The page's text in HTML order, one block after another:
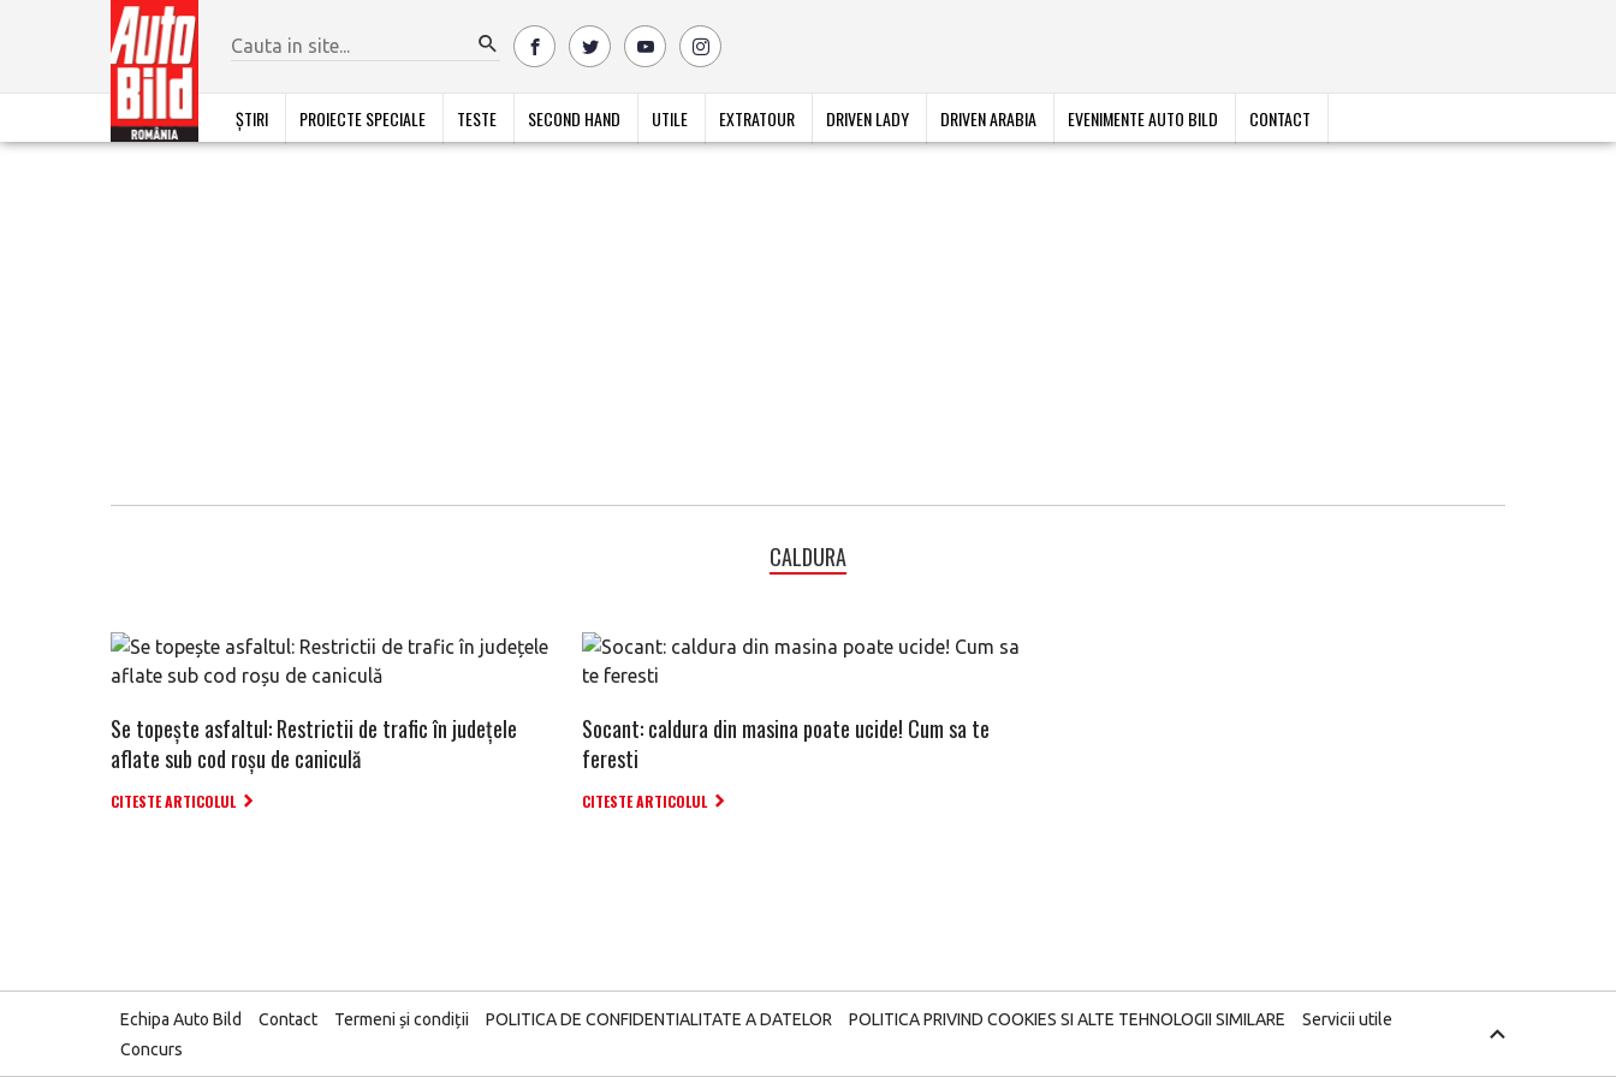
ȘTIRI PROIECTE SPECIALE TESTE SECOND HAND UTILE EXTRATOUR DRIVEN LADY DRIVEN ARABIA EVENIMENTE AUTO BILD CONTACT
CALDURA
Se topește asfaltul: Restrictii de trafic în județele
aflate sub cod roșu de caniculă
CITESTE ARTICOLUL
Socant: caldura din masina poate ucide! Cum sa te
feresti
CITESTE ARTICOLUL
Echipa Auto Bild Contact Termeni și condiții POLITICA DE CONFIDENTIALITATE A DATELOR POLITICA PRIVIND COOKIES SI ALTE TEHNOLOGII SIMILARE
Servicii utile
Concurs